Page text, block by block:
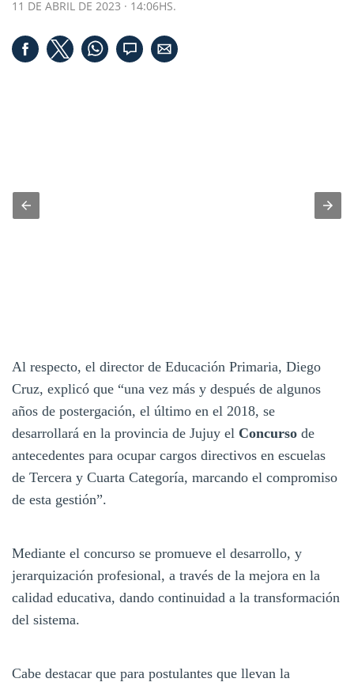
11 DE ABRIL DE 2023 · 14:06HS.
Al respecto, el director de Educación Primaria, Diego
Cruz, explicó que “una vez más y después de algunos
años de postergación, el último en el 2018, se
desarrollará en la provincia de Jujuy el Concurso de
antecedentes para ocupar cargos directivos en escuelas
de Tercera y Cuarta Categoría, marcando el compromiso
de esta gestión”.
Mediante el concurso se promueve el desarrollo, y
jerarquización profesional, a través de la mejora en la
calidad educativa, dando continuidad a la transformación
del sistema.
Cabe destacar que para postulantes que llevan la